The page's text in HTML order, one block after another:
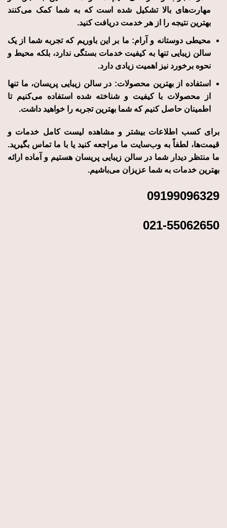
مهارت‌های بالا تشکیل شده است که به شما کمک می‌کنند
بهترین نتیجه را از هر خدمت دریافت کنید.
محیطی دوستانه و آرام: ما بر این باوریم که تجربه شما از یک
سالن زیبایی تنها به کیفیت خدمات بستگی ندارد، بلکه محیط و
نحوه برخورد نیز اهمیت زیادی دارد.
استفاده از بهترین محصولات: در سالن زیبایی پریسان، ما تنها
از محصولات با کیفیت و شناخته شده استفاده می‌کنیم تا
اطمینان حاصل کنیم که شما بهترین تجربه را خواهید داشت.
برای کسب اطلاعات بیشتر و مشاهده لیست کامل خدمات و
قیمت‌ها، لطفاً به وب‌سایت ما مراجعه کنید یا با ما تماس بگیرید.
ما منتظر دیدار شما در سالن زیبایی پریسان هستیم و آماده ارائه
بهترین خدمات به شما عزیزان می‌باشیم.
09199096329
021-55062650